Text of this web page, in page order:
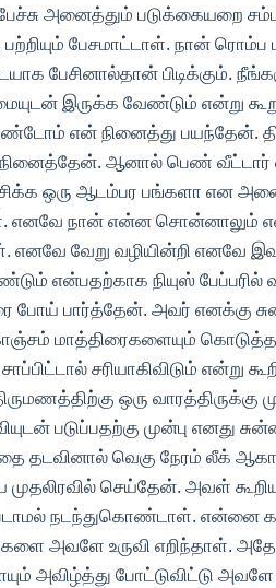
அனைத்தும் படுக்கையறை
பேசமாட்டாள். நான்
பேசினால்தான் பிடிக்கும்.
இருக்க வேண்டும் என்று
என் நினைத்து பயந்தேன்.
நினைத்தேன். ஆனால் பெண் வீட்டார்
ஒரு ஆடம்பர பங்களா என
எனவே நான் என்ன சொன்னாலும்
எனவே வேறு வழியின்றி எனவே
என்பதற்காக நியுஸ் பேப்பரில்
போய் பார்த்தேன். அவர் எனக்கு
மாத்திரைகளையும்
சரியாகிவிடும் என்று
ஒரு
படுப்பதற்கு முன்பு எனது
தடவினால் வெகு நேரம் லீக்
முதலிரவில் செய்தேன். அவள்
நடந்துகொண்டாள். என்னை
அவளே உருவி எறிந்தாள்.
அவிழ்த்து போட்டுவிட்டு அவளே